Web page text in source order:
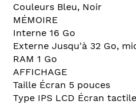
Couleurs Bleu, Noir
MÉMOIRE
Interne 16 Go
Externe Jusqu'à 32 Go,
RAM 1 Go
AFFICHAGE
Taille Écran 5 pouces
Type IPS LCD Écran